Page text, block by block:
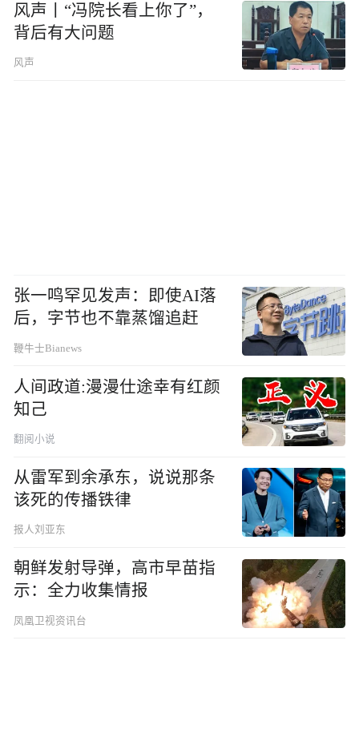
风声丨“冯院长看上你了”，
背后有大问题
风声
张一鸣罕见发声：即使AI落
后，字节也不靠蒸馏追赶
鞭牛士Bianews
人间政道:漫漫仕途幸有红颜
知己
翻阅小说
从雷军到余承东，说说那条
该死的传播铁律
报人刘亚东
朝鲜发射导弹，高市早苗指
示：全力收集情报
凤凰卫视资讯台